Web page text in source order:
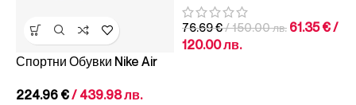
Спортни Обувки Nike Air
Black/Black/Dark Grey
224.96 €/ 439.98 лв.
White/White/White
76.69€/ 150.00 лв. 61.35€/
120.00 лв.